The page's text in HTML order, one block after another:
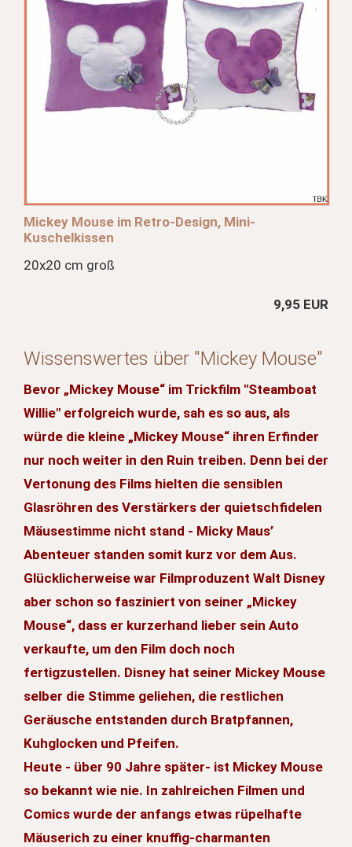
Mickey Mouse im Retro-Design, Mini-
Kuschelkissen
20x20 cm groß
9,95 EUR
Wissenswertes über "Mickey Mouse"
Bevor „Mickey Mouse“ im Trickfilm "Steamboat
Willie" erfolgreich wurde, sah es so aus, als
würde die kleine „Mickey Mouse“ ihren Erfinder
nur noch weiter in den Ruin treiben. Denn bei der
Vertonung des Films hielten die sensiblen
Glasröhren des Verstärkers der quietschfidelen
Mäusestimme nicht stand - Micky Maus’
Abenteuer standen somit kurz vor dem Aus.
Glücklicherweise war Filmproduzent Walt Disney
aber schon so fasziniert von seiner „Mickey
Mouse“, dass er kurzerhand lieber sein Auto
verkaufte, um den Film doch noch
fertigzustellen. Disney hat seiner Mickey Mouse
selber die Stimme geliehen, die restlichen
Geräusche entstanden durch Bratpfannen,
Kuhglocken und Pfeifen.
Heute - über 90 Jahre später- ist Mickey Mouse
so bekannt wie nie. In zahlreichen Filmen und
Comics wurde der anfangs etwas rüpelhafte
Mäuserich zu einer knuffig-charmanten